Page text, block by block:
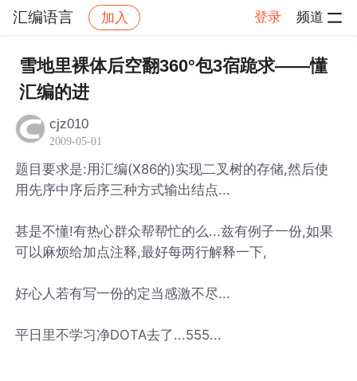
汇编语言 加入 登录 频道
社区 汇编语言 帖子详情
雪地里裸体后空翻360°包3宿跪求——懂
汇编的进
cjz010
2009-05-01
题目要求是:用汇编(X86的)实现二叉树的存储,然后使
用先序中序后序三种方式输出结点...
甚是不懂!有热心群众帮帮忙的么...兹有例子一份,如果
可以麻烦给加点注释,最好每两行解释一下,
好心人若有写一份的定当感激不尽...
平日里不学习净DOTA去了...555...